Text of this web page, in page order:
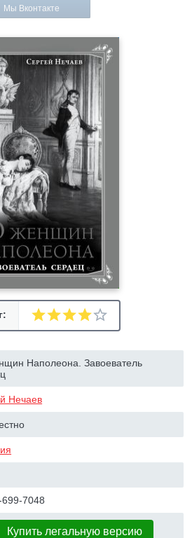
Мы Вконтакте
Наполеона. Завоеватель
Нечаев
7048
Купить легальную версию